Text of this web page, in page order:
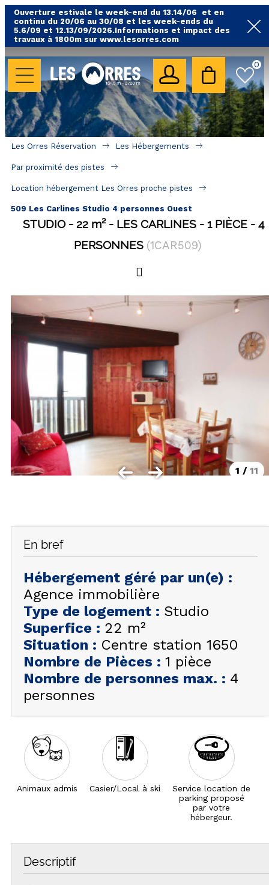
Ouverture estivale le week-end du 13.14/06 et en
continu du 20/06 au 30/08 et les week-ends du
5.6/09 et 12.13/09/2026.Informations et impact des
travaux à 1800m sur www.lesorres.com
0
LES HÉBERGEMENTS
Toutes nos locations
Hébergements avec piscine
Hébergements labellisés qualité
A proximité des remontées mécaniques ( VTT,
Hôtels - Chambres d'Hôtes & SPA
SÉJOURS & BONS PLANS
LOCALISATION
Les Orres 1550
Les Orres 1650
Les Orres 1650 centre station
Les Orres 1800 Bois Méan
Les Orres et ses hameaux
VISUALISER LE PLAN DES ORRES
BONS PLANS ACTIVITÉS
Carte Multi activités
INSPIREZ-VOUS !
ÉTÉ
HIVER
FR EN
+33 (0)4 92 44 19 17
Les Orres Réservation Les Hébergements
Par proximité des pistes
Location hébergement Les Orres proche pistes
509 Les Carlines Studio 4 personnes Ouest
STUDIO 22 m² LES CARLINES 1 PIÈCE
4
PERSONNES (1CAR509)
1 / 11
En bref
Hébergement géré par un(e) :
Agence immobilière
Type de logement : Studio
Superfice : 22 m²
Situation : Centre station 1650
Nombre de Pièces : 1 pièce
Nombre de personnes max. : 4
personnes
Animaux admis Casier/Local à ski
Service location de
parking proposé
par votre
hébergeur.
Descriptif